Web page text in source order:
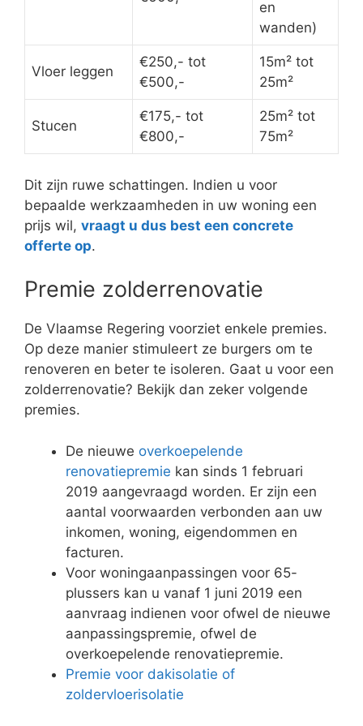
en
wanden)
Vloer leggen
€250,- tot
€500,-
15m² tot
25m²
Stucen
€175,- tot
€800,-
25m² tot
75m²
Dit zijn ruwe schattingen. Indien u voor
bepaalde werkzaamheden in uw woning een
prijs wil, vraagt u dus best een concrete
offerte op.
Premie zolderrenovatie
De Vlaamse Regering voorziet enkele premies.
Op deze manier stimuleert ze burgers om te
renoveren en beter te isoleren. Gaat u voor een
zolderrenovatie? Bekijk dan zeker volgende
premies.
De nieuwe overkoepelende
renovatiepremie kan sinds 1 februari
2019 aangevraagd worden. Er zijn een
aantal voorwaarden verbonden aan uw
inkomen, woning, eigendommen en
facturen.
Voor woningaanpassingen voor 65-
plussers kan u vanaf 1 juni 2019 een
aanvraag indienen voor ofwel de nieuwe
aanpassingspremie, ofwel de
overkoepelende renovatiepremie.
Premie voor dakisolatie of
zoldervloerisolatie